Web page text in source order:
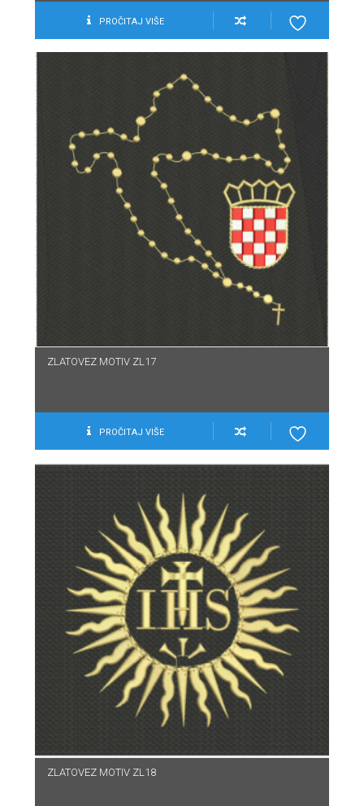
PROČITAJ VIŠE
ZLATOVEZ MOTIV ZL17
PROČITAJ VIŠE
ZLATOVEZ MOTIV ZL18